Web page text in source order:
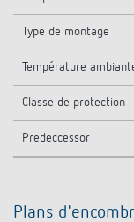
Type de montage
Température
Classe de protection
Predeccessor
Plans